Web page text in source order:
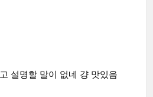
설명할 말이 없네 걍 맛있음